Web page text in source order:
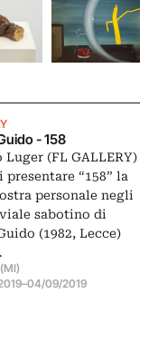
- 158
Luger (FL GALLERY)
“158” la
personale negli
sabotino di
(1982, Lecce)
–04/09/2019